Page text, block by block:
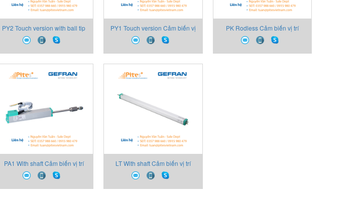
PY2 Touch version with ball tip
Cảm biến vị trí Gefran Việt Nam
PY1 Touch version Cảm biến vị
trí Gefran Việt Nam
PK Rodless Cảm biến vị trí
Gefran Việt Nam
PA1 With shaft Cảm biến vị trí
Gefran Việt Nam
LT With shaft Cảm biến vị trí
Gefran Việt Nam